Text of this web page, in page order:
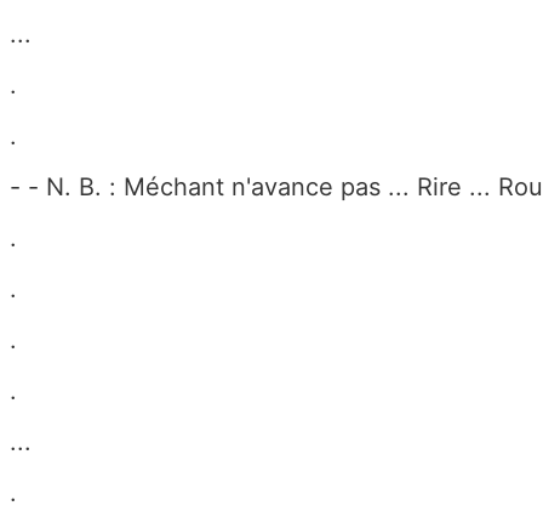
...
.
.
- - N. B. : Méchant n'avance pas ... Rire ...
.
.
.
.
...
.